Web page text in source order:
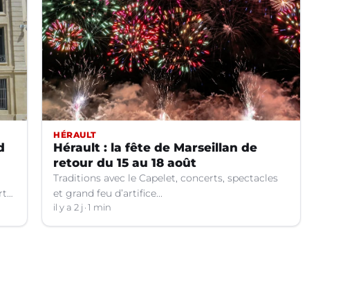
HÉRAULT
Hérault : la fête de Marseillan de
retour du 15 au 18 août
Traditions avec le Capelet, concerts, spectacles
et grand feu d’artifice...
il y a 2 j 1 min